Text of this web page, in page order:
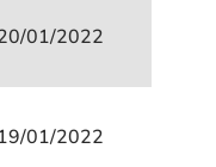
01/2022
19/01/2022